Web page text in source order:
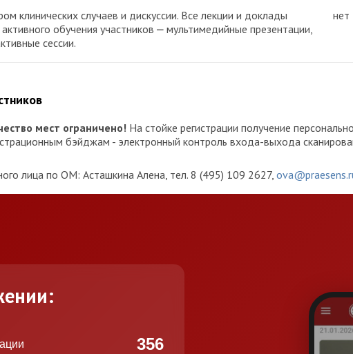
клинических случаев и дискуссии. Все лекции и доклады
обучения участников ⎼ мультимедийные презентации,
сессии.
нет
мест ограничено! На стойке регистрации получение
бэйджам - электронный контроль входа-выхода
лица по ОМ: Асташкина Алена, тел. 8 (495) 109 2627,
356